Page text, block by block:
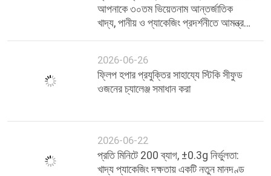
প্রদর্শনী প্রিভিউ | ৬-৮ আগস্ট, TOUPACK
আপনাকে ৩০তম ভিয়েতনাম আন্তর্জাতিক
2026-06-26
ফ্লিপ হপার প্রযুক্তির সাহায্যে স্টিকি সীফুড
2026-06-22
প্রতি মিনিটে 200 ব্যাগ, ±0.3g নির্ভুলতা: